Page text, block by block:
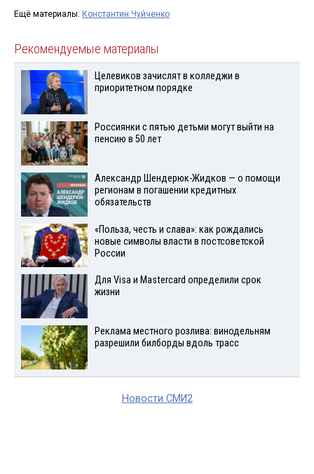
Ещё материалы: Константин Чуйченко
Рекомендуемые материалы
Целевиков зачислят в колледжи в
приоритетном порядке
Россиянки с пятью детьми могут выйти на
пенсию в 50 лет
Александр Шендерюк-Жидков — о помощи
регионам в погашении кредитных
обязательств
«Польза, честь и слава»: как рождались
новые символы власти в постсоветской
России
Для Visа и Mastercard определили срок
жизни
Реклама местного розлива: винодельням
разрешили билборды вдоль трасс
Новости СМИ2